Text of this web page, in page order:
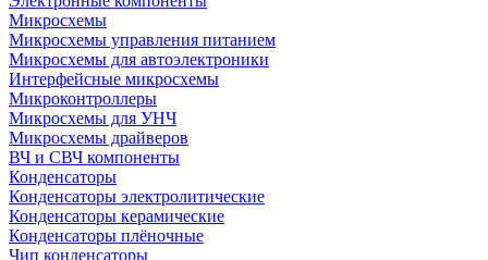
Микросхемы
Микросхемы управления питанием
Микросхемы для автоэлектроники
Интерфейсные микросхемы
Микроконтроллеры
Микросхемы для УНЧ
Микросхемы драйверов
ВЧ и СВЧ компоненты
Конденсаторы
Конденсаторы электролитические
Конденсаторы керамические
Конденсаторы плёночные
Чип конденсаторы